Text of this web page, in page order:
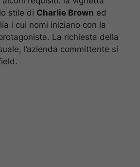
stile di Charlie Brown ed
i cui nomi iniziano con la
La richiesta della
l’azienda committente si